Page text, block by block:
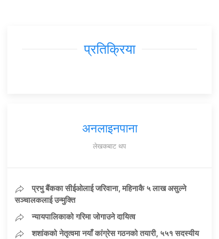
प्रतिक्रिया
अनलाइनपाना
लेखकबाट थप
प्रभु बैंकका सीईओलाई जरिवाना, महिनाकै ५ लाख असुल्ने
सञ्चालकलाई उन्मुक्ति
न्यायपालिकाको गरिमा जोगाउने दायित्व
शशांकको नेतृत्वमा नयाँ कांग्रेस गठनको तयारी, ५५१ सदस्यीय